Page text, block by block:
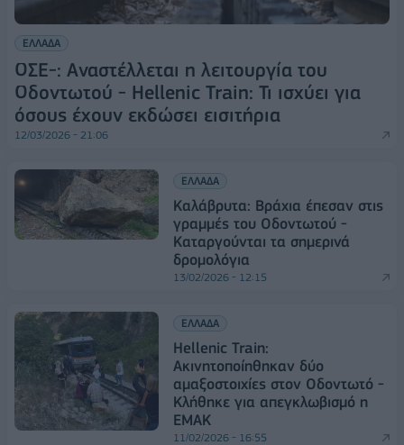
ΕΛΛΑΔΑ
ΟΣΕ-: Αναστέλλεται η λειτουργία του
Οδοντωτού - Hellenic Train: Τι ισχύει για
όσους έχουν εκδώσει εισιτήρια
12/03/2026 - 21:06
ΕΛΛΑΔΑ
Καλάβρυτα: Βράχια έπεσαν στις
γραμμές του Οδοντωτού -
Καταργούνται τα σημερινά
δρομολόγια
13/02/2026 - 12:15
ΕΛΛΑΔΑ
Hellenic Train:
Ακινητοποίηθηκαν δύο
αμαξοστοιχίες στον Οδοντωτό -
Κλήθηκε για απεγκλωβισμό η
ΕΜΑΚ
11/02/2026 - 16:55